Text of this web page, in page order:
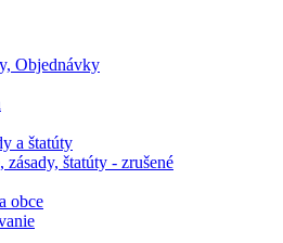
Objednávky
a štatúty
zásady, štatúty - zrušené
obce